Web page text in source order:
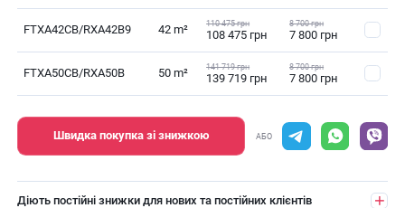
FTXA42CB/RXA42B9 42 m² 110 475 грн
108 475 грн
8 700 грн
7 800 грн
FTXA50CB/RXA50B 50 m² 141 719 грн
139 719 грн
8 700 грн
7 800 грн
Швидка покупка зі знижкою АБО
Діють постійні знижки для нових та постійних клієнтів